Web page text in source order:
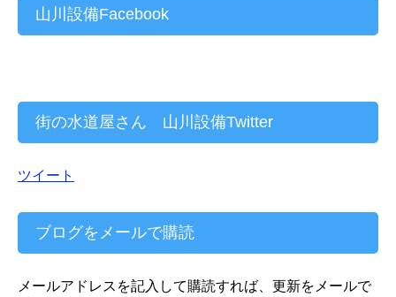
山川設備Facebook
街の水道屋さん 山川設備Twitter
ツイート
ブログをメールで購読
メールアドレスを記入して購読すれば、更新をメールで